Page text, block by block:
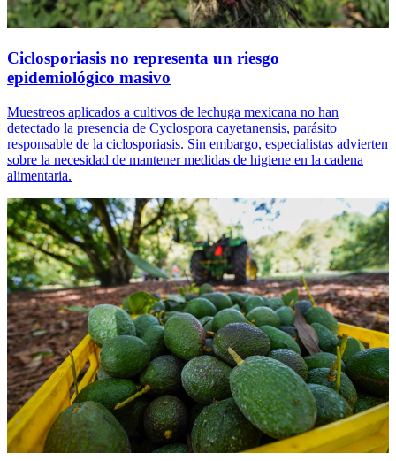
Ciclosporiasis no representa un riesgo
epidemiológico masivo
Muestreos aplicados a cultivos de lechuga mexicana no han
detectado la presencia de Cyclospora cayetanensis, parásito
responsable de la ciclosporiasis. Sin embargo, especialistas advierten
sobre la necesidad de mantener medidas de higiene en la cadena
alimentaria.